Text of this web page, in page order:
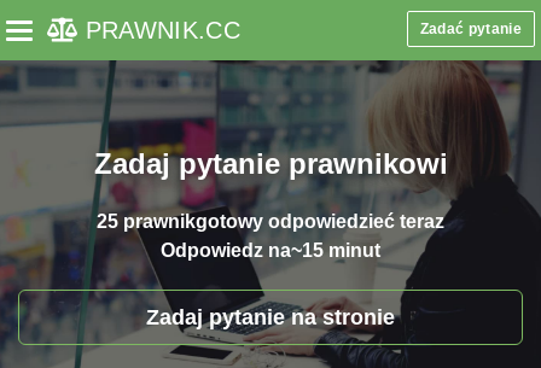
Toggle navigation
PRAWNIK.CC Zadać pytanie
Zadaj pytanie prawnikowi
25 prawnikgotowy odpowiedzieć teraz
Odpowiedz na~15 minut
Zadaj pytanie na stronie